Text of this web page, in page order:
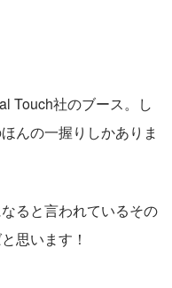
Touch社のブース。し
んの一握りしかありま
ると言われているその
思います！